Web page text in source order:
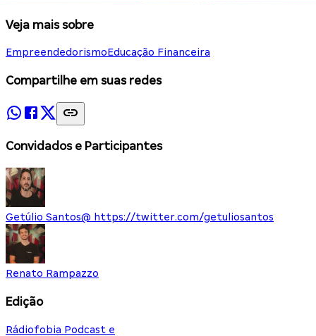
Veja mais sobre
EmpreendedorismoEducação Financeira
Compartilhe em suas redes
Convidados e Participantes
Getúlio Santos@ https://twitter.com/getuliosantos
Renato Rampazzo
Edição
Rádiofobia Podcast e